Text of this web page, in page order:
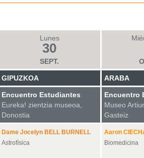
Lunes
30
SEPT.
GIPUZKOA ARABA
Encuentro Estudiantes
Eureka! zientzia museoa,
Donostia
Encuentro
Museo
Gasteiz
Dame Jocelyn BELL BURNELL
Astrofísica
Aaron
Biomedicina